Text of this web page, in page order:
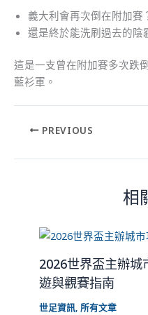
義大利會再次倒在附加賽
還是終於能洗刷過去的陰
這是一支曾在附加賽多次跌
藍衫軍。
PREVIOUS
相
2026世界盃主辦
遊與觀賽指南
世足資訊,所有文章